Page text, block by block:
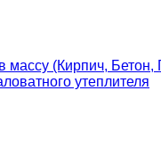
массу (Кирпич,
утеплителя